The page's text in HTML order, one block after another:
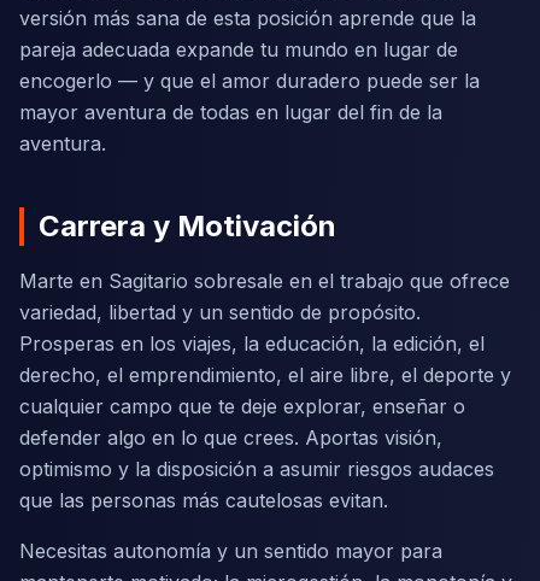
versión más sana de esta posición aprende que la
pareja adecuada expande tu mundo en lugar de
encogerlo — y que el amor duradero puede ser la
mayor aventura de todas en lugar del fin de la
aventura.
Carrera y Motivación
Marte en Sagitario sobresale en el trabajo que ofrece
variedad, libertad y un sentido de propósito.
Prosperas en los viajes, la educación, la edición, el
derecho, el emprendimiento, el aire libre, el deporte y
cualquier campo que te deje explorar, enseñar o
defender algo en lo que crees. Aportas visión,
optimismo y la disposición a asumir riesgos audaces
que las personas más cautelosas evitan.
Necesitas autonomía y un sentido mayor para